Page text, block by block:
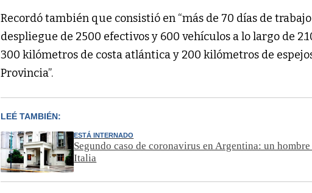
Recordó también que consistió en “más de 70 días de
despliegue de 2500 efectivos y 600 vehículos a lo largo de
300 kilómetros de costa atlántica y 200 kilómetros de
Provincia”.
LEÉ TAMBIÉN:
ESTÁ INTERNADO
Segundo caso de coronavirus en Argentina: un
Italia